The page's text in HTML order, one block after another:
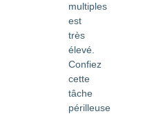
multiples
est
très
élevé.
Confiez
cette
tâche
périlleuse